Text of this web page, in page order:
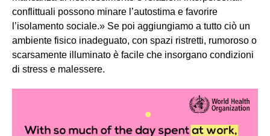
conflittuali possono minare l’autostima e favorire
l’isolamento sociale.» Se poi aggiungiamo a tutto ciò un
ambiente fisico inadeguato, con spazi ristretti, rumoroso o
scarsamente illuminato è facile che insorgano condizioni
di stress e malessere.